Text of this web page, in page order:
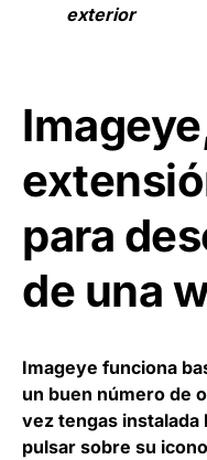
exterior
para
de una
Imageye funciona
un buen número de
vez tengas instalada
pulsar sobre su